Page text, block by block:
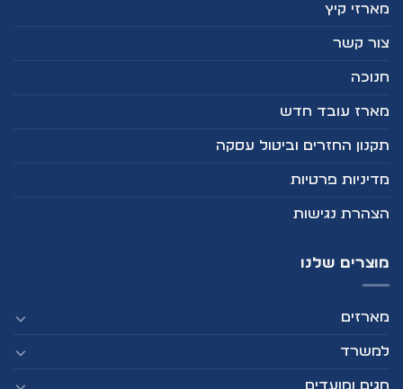
מארזי קיץ
צור קשר
חנוכה
מארז עובד חדש
תקנון החזרים וביטול עסקה
מדיניות פרטיות
הצהרת נגישות
מוצרים שלנו
מארזים
למשרד
חגים ומועדים